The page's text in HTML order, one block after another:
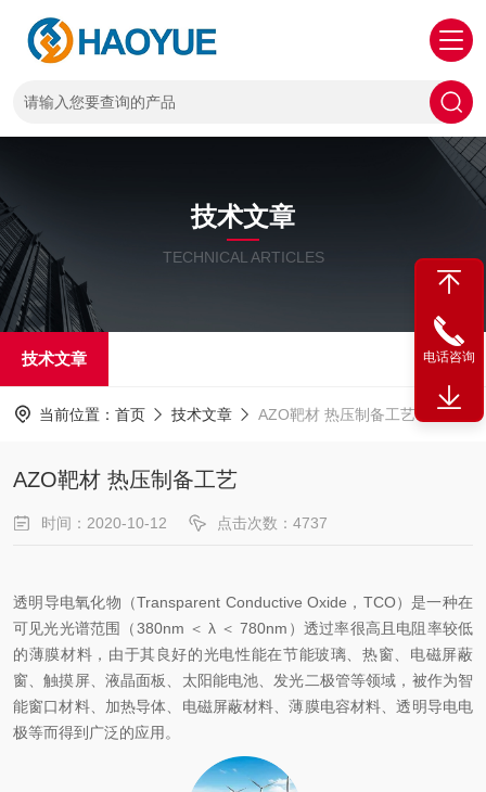
技术文章
TECHNICAL ARTICLES
技术文章
当前位置： 首页 技术文章 AZO靶材 热压制备工艺
AZO靶材 热压制备工艺
时间：2020-10-12 点击次数：4737
透明导电氧化物（Transparent Conductive Oxide，TCO）是一种在
可见光光谱范围（380nm ＜ λ ＜ 780nm）透过率很高且电阻率较低
的薄膜材料，由于其良好的光电性能在节能玻璃、热窗、电磁屏蔽
窗、触摸屏、液晶面板、太阳能电池、发光二极管等领域，被作为智
能窗口材料、加热导体、电磁屏蔽材料、薄膜电容材料、透明导电电
极等而得到广泛的应用。
电话咨询